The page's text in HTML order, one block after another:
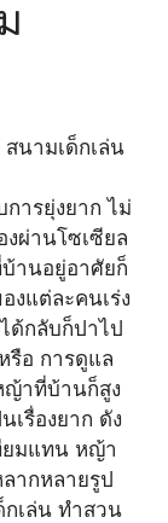
นามเด็กเล่น
ารยุ่งยาก ไม่
งผ่านโซเซียล
านอยู่อาศัยก็
งแต่ละคนเร่ง
ด้กลับก็ปาไป
รือ การดูแล
ญ้าที่บ้านก็สูง
เรื่องยาก ดัง
มแทน หญ้า
ากหลายรูป
เล่น ทำสวน